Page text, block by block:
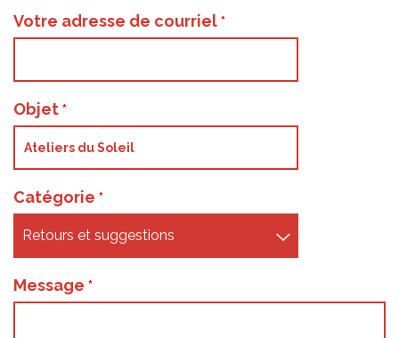
Votre adresse de courriel
Objet
Catégorie
Message